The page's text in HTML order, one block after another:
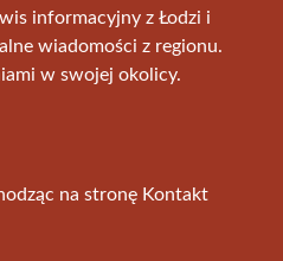
informacyjny z Łodzi i
wiadomości z regionu.
w swojej okolicy.
na stronę Kontakt